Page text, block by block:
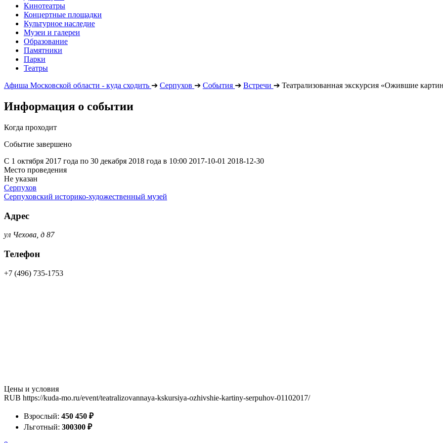
Кинотеатры
Концертные площадки
Культурное наследие
Музеи и галереи
Образование
Памятники
Парки
Театры
Афиша Московской области - куда сходить ➔ Серпухов ➔ События ➔ Встречи ➔ Театрализованная экскурсия «Ожившие
Информация о событии
Когда проходит
Событие завершено
С 1 октября 2017 года по 30 декабря 2018 года в 10:00 2017-10-01 2018-12-30
Место проведения
Не указан
Серпухов
Серпуховский историко-художественный музей
Адрес
ул Чехова, д 87
Телефон
+7 (496) 735-1753
Цены и условия
RUB https://kuda-mo.ru/event/teatralizovannaya-kskursiya-ozhivshie-kartiny-serpuhov-01102017/
Взрослый: 450 450 ₽
Льготный: 300300 ₽